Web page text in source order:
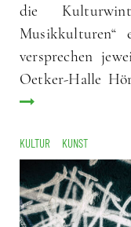
die
Musikkulturen“
versprechen
Oetker-Halle
KULTUR KUNST